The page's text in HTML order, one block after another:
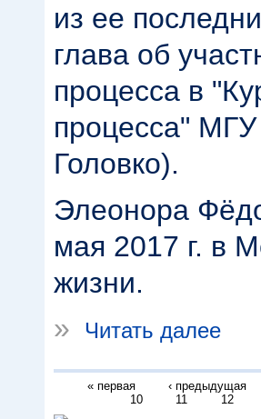
из ее
глава об
процесса в
процесса"
Головко).
Элеонора
мая 2017 г. в
жизни.
»
Читать далее
« первая
‹ предыдущая
10
11 12